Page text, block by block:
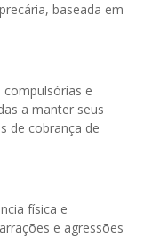
baseada em
e
a manter seus
de cobrança de
física e
e agressões